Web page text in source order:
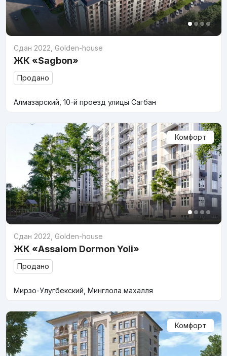
Сдан 2022 Golden-house
ЖК «Sagbon»
Продано
Алмазарский, 10-й проезд улицы Сагбан
Комфорт
Сдан 2022 Golden-house
ЖК «Assalom Dormon Yoli»
Продано
Мирзо-Улугбекский, Минглола махалля
Комфорт